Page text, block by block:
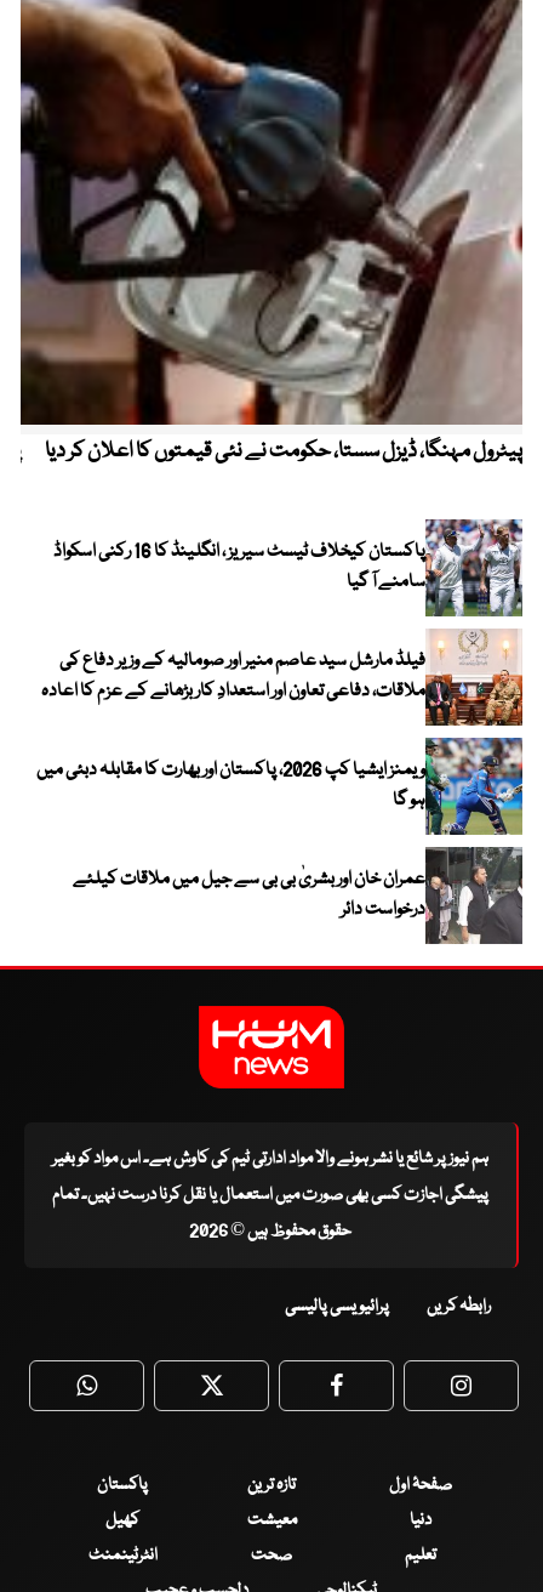
پیٹرول مہنگا، ڈیزل سستا، حکومت نے نئی قیمتوں کا اعلان کر دیا
پاکستان کیخلاف ٹیسٹ سیریز ، انگلینڈ کا 16 رکنی اسکواڈ
سامنے آ گیا
فیلڈ مارشل سید عاصم منیر اور صومالیہ کے وزیر دفاع کی
ملاقات، دفاعی تعاون اور استعدادِ کار بڑھانے کے عزم کا اعادہ
ویمنز ایشیا کپ 2026، پاکستان اور بھارت کا مقابلہ دبئی میں
ہو گا
عمران خان اور بشریٰ بی بی سے جیل میں ملاقات کیلئے
درخواست دائر
ہم نیوز پر شائع یا نشر ہونے والا مواد ادارتی ٹیم کی کاوش ہے۔ اس مواد کو بغیر
پیشگی اجازت کسی بھی صورت میں استعمال یا نقل کرنا درست نہیں۔ تمام
حقوق محفوظ ہیں © 2026
رابطہ کریں پرائیویسی پالیسی
WhatsApp Twitter Facebook
صفحۂ اول تازہ ترین
پاکستان
دنیا
معیشت
کھیل
تعلیم
صحت
انٹرٹینمنٹ